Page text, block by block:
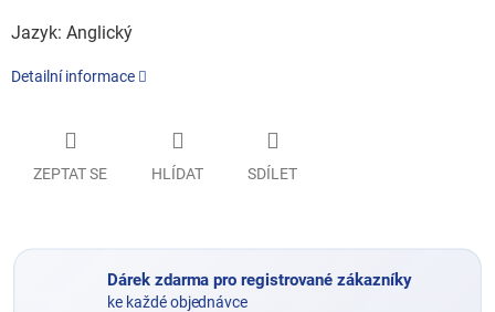
Jazyk: Anglický
Detailní informace
ZEPTAT SE HLÍDAT SDÍLET
Dárek zdarma pro registrované zákazníky
ke každé objednávce